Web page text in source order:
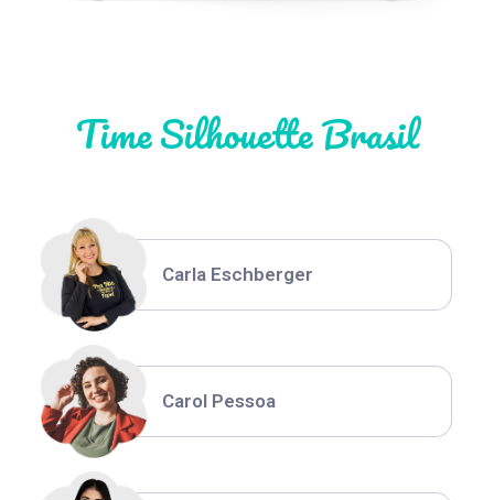
Time Silhouette Brasil
Thiara Ney
Carla Eschberger
Carol Pessoa